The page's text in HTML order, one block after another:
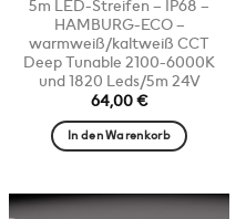
5m LED-Streifen – IP68 –
HAMBURG-ECO –
warmweiß/kaltweiß CCT
Deep Tunable 2100-6000K
und 1820 Leds/5m 24V
64,00€
In den Warenkorb